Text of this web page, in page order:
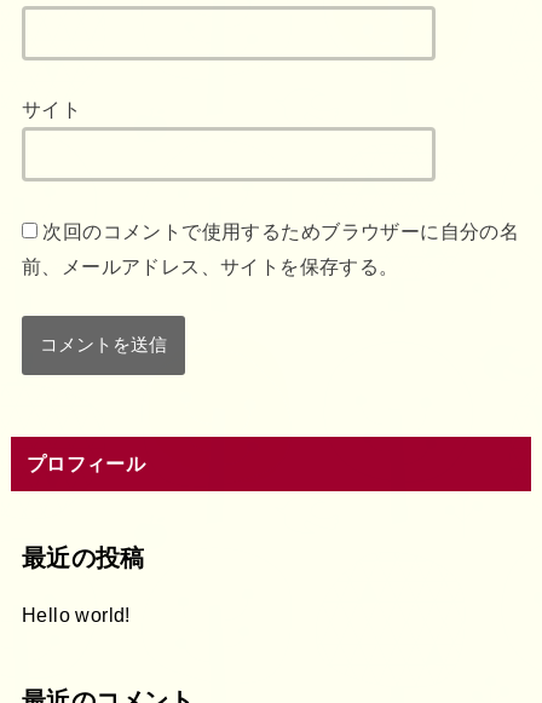
サイト
次回のコメントで使用するためブラウザーに自分の名
前、メールアドレス、サイトを保存する。
プロフィール
最近の投稿
Hello world!